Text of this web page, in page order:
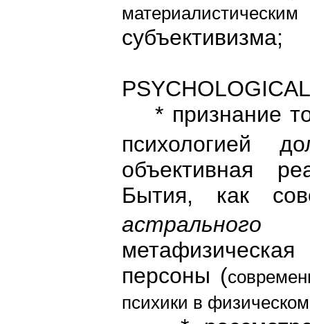
субъективизма;
* признание
психологией
объективная
Бытия, как
астрального
персоны (
психики в